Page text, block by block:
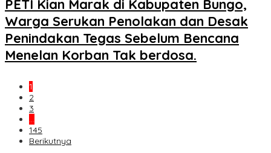
PETI Kian Marak di Kabupaten Bungo,
Warga Serukan Penolakan dan Desak
Penindakan Tegas Sebelum Bencana
Menelan Korban Tak berdosa.
1
2
3
…
145
Berikutnya